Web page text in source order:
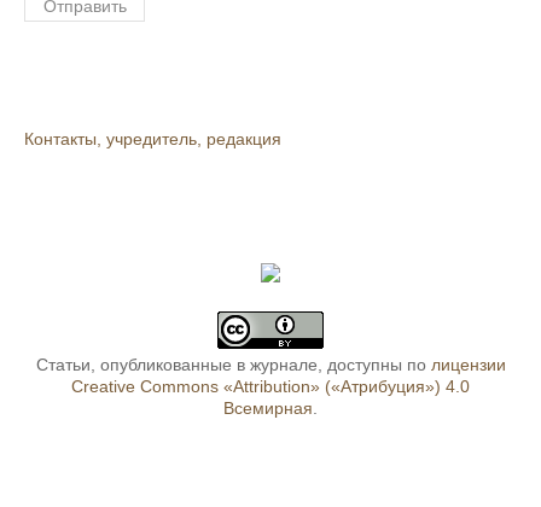
Контакты, учредитель, редакция
Статьи, опубликованные в журнале, доступны по лицензии
Creative Commons «Attribution» («Атрибуция») 4.0
Всемирная